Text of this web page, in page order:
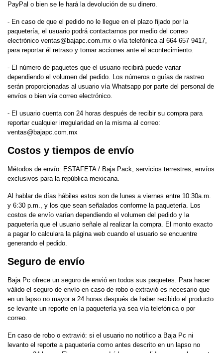
PayPal o bien se le hará la devolución de su dinero.
- En caso de que el pedido no le llegue en el plazo fijado por la
paquetería, el usuario podrá contactarnos por medio del correo
electrónico ventas@bajapc.com.mx o vía telefónica al 664 657 9417,
para reportar él retraso y tomar acciones ante el acontecimiento.
- El número de paquetes que el usuario recibirá puede variar
dependiendo el volumen del pedido. Los números o guías de rastreo
serán proporcionadas al usuario vía Whatsapp por parte del personal de
envíos o bien vía correo electrónico.
- El usuario cuenta con 24 horas después de recibir su compra para
reportar cualquier irregularidad en la misma al correo:
ventas@bajapc.com.mx
Costos y tiempos de envío
Métodos de envío: ESTAFETA / Baja Pack, servicios terrestres, envíos
exclusivos para la república mexicana.
Al hablar de días hábiles estos son de lunes a viernes entre 10:30a.m.
y 6:30 p.m., y los que sean señalados conforme la paquetería. Los
costos de envío varían dependiendo el volumen del pedido y la
paquetería que el usuario señale al realizar la compra. El monto exacto
a pagar lo calculara la página web cuando el usuario se encuentre
generando el pedido.
Seguro de envío
Baja Pc ofrece un seguro de envió en todos sus paquetes. Para hacer
válido el seguro de envío en caso de robo o extravió es necesario que
en un lapso no mayor a 24 horas después de haber recibido el producto
se levante un reporte en la paquetería ya sea vía telefónica o por
correo.
En caso de robo o extravió: si el usuario no notifico a Baja Pc ni
levanto el reporte a paquetería como antes descrito en un lapso no